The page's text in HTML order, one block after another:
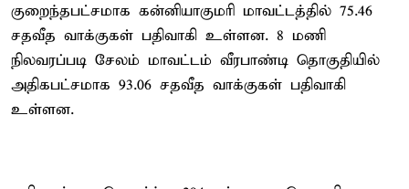
குறைந்தபட்சமாக கன்னியாகுமரி மாவட்டத்தில் 75.46
சதவீத வாக்குகள் பதிவாகி உள்ளன. 8 மணி
நிலவரப்படி சேலம் மாவட்டம் வீரபாண்டி தொகுதியில்
அதிகபட்சமாக 93.06 சதவீத வாக்குகள் பதிவாகி
உள்ளன.